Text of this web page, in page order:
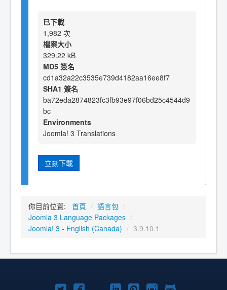
已下載
1,982 次
檔案大小
329.22 kB
MD5 簽名
cd1a32a22c3535e739d4182aa16ee8f7
SHA1 簽名
ba72eda2874823fc3fb93e97f06bd25c4544d9
bc
Environments
Joomla! 3 Translations
立刻下載
你目前位置: 首頁 / 語言包 /
Joomla 3 Language Packages /
Joomla! 3 - English (Canada) / 3.9.10.1